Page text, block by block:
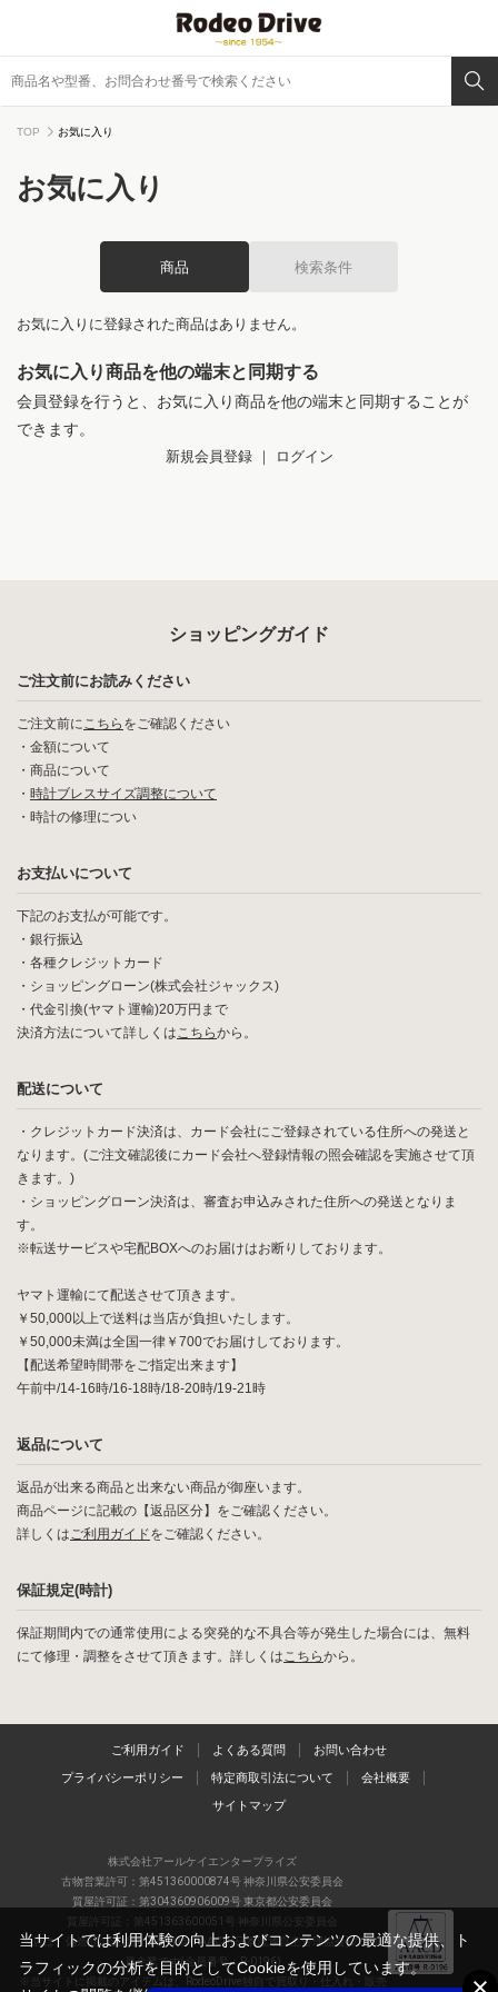
TOP お気に入り
お気に入り
商品 検索条件
お気に入りに登録された商品はありません。
お気に入り商品を他の端末と同期する
会員登録を行うと、お気に入り商品を他の端末と同期することが
できます。
新規会員登録｜ ログイン
ショッピングガイド
ご注文前にお読みください
ご注文前にこちら をご確認ください
・ 金額について
・ 商品について
・ 時計ブレスサイズ調整について
・ 時計の修理につい
お支払いについて
下記のお支払が可能です。
・銀行振込
・各種クレジットカード
・ショッピングローン(株式会社ジャックス)
・代金引換(ヤマト運輸)20万円まで
決済方法について詳しくはこちらから。
配送について
・クレジットカード決済は、カード会社にご登録されている住所への発送と
なります。(ご注文確認後にカード会社へ登録情報の照会確認を実施させて頂
きます。)
・ショッピングローン決済は、審査お申込みされた住所への発送となりま
す。
※転送サービスや宅配BOXへのお届けはお断りしております。
ヤマト運輸にて配送させて頂きます。
￥50,000以上で送料は当店が負担いたします。
￥50,000未満は全国一律￥700でお届けしております。
【配送希望時間帯をご指定出来ます】
午前中/14-16時/16-18時/18-20時/19-21時
返品について
返品が出来る商品と出来ない商品が御座います。
商品ページに記載の【返品区分】をご確認ください。
詳しくはご利用ガイドをご確認ください。
保証規定(時計)
保証期間内での通常使用による突発的な不具合等が発生した場合には、無料
にて修理・調整をさせて頂きます。詳しくはこちらから。
ご利用ガイド よくある質問 お問い合わせ
プライバシーポリシー 特定商取引法について 会社概要
サイトマップ
株式会社アールケイエンタープライズ
古物営業許可：第451360000874号 神奈川県公安委員会
質屋許可証：第304360906009号 東京都公安委員会
質屋許可証：第451363600051号 神奈川県公安委員会
当店は、偽造品の流通防止を目指すAACD(日本流通自主管理協会)の正会
員企業です(会員番号：R-0196)
※当サイトに掲載のアイテムは、RodeoDrive独自で買取り・仕入れ・販売
当サイトでは利用体験の向上およびコンテンツの最適な提供、ト
ラフィックの分析を目的としてCookieを使用しています。